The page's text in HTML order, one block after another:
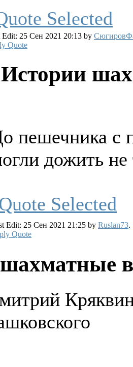
Edit: 25 Сен 2021 20:13 by
Quote
пешечника с
дожить не
Edit: 25 Сен 2021 21:25 by Ruslan73.
Quote